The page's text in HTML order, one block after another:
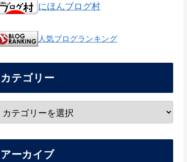
にほんブログ村
人気ブログランキング
カテゴリー
アーカイブ